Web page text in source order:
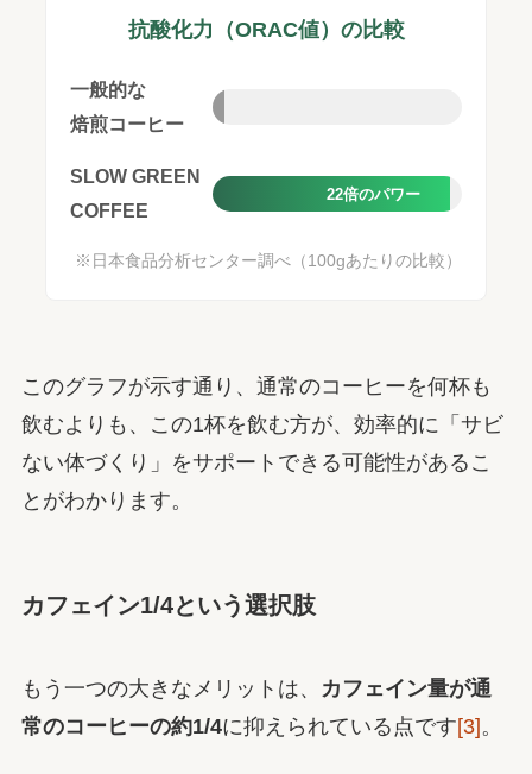
抗酸化力（ORAC値）の比較
一般的な
焙煎コーヒー
SLOW GREEN
COFFEE
22倍のパワー
※日本食品分析センター調べ（100gあたりの比較）
このグラフが示す通り、通常のコーヒーを何杯も
飲むよりも、この1杯を飲む方が、効率的に「サビ
ない体づくり」をサポートできる可能性があるこ
とがわかります。
カフェイン1/4という選択肢
もう一つの大きなメリットは、
カフェイン量が通
常のコーヒーの約1/4に抑えられている点です[3]。